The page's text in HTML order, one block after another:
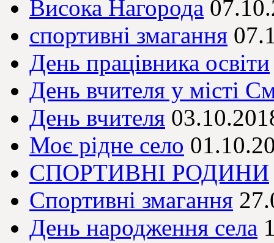
Висока Нагорода
спортивні змагання
День працівника освіти
День вчителя у місті
День вчителя
Моє рідне село
СПОРТИВНІ РОДИНИ
Спортивні змагання
День народження села